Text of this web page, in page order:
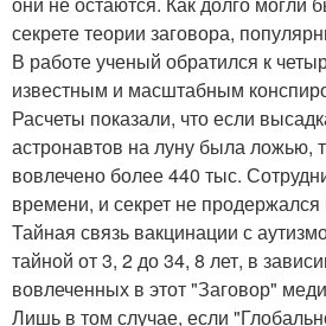
секрете теории заговора,
В работе ученый обратился к
известным и масштабным
Расчеты показали, что если
астронавтов на луну была ложью,
вовлечено более 440 тыс.
времени, и секрет не
Тайная связь вакцинации с
тайной от 3, 2 до 34, 8 лет, в
вовлеченных в этот "Заговор"
Лишь в том случае, если